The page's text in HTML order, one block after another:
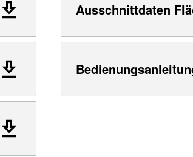
Ausschnittdaten